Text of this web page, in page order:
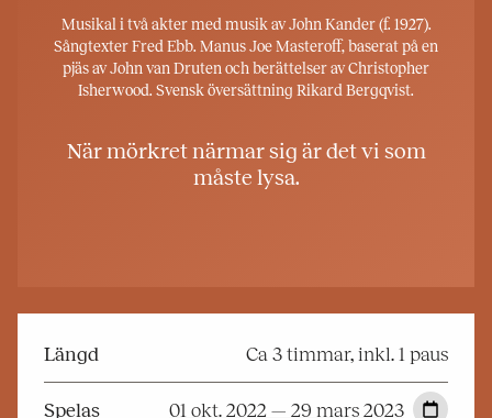
Musikal i två akter med musik av John Kander (f. 1927).
Sångtexter Fred Ebb. Manus Joe Masteroff, baserat på en
pjäs av John van Druten och berättelser av Christopher
Isherwood. Svensk översättning Rikard Bergqvist.
När mörkret närmar sig är det vi som
måste lysa.
Längd Ca 3 timmar, inkl. 1 paus
Spelas 01 okt. 2022 — 29 mars 2023